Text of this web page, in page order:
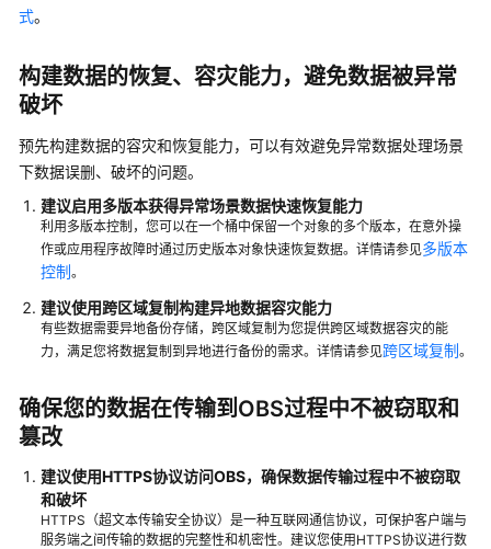
包
的
风
险
降
账
号
码
泄
来
的
未
式。
构建数据的恢复、容灾能力，避免数据被异常
破坏
预先构建数据的容灾和恢复能力，可以有效避免异常数据处理场景
下数据误删、破坏的问题。
建议启用多版本获得异常场景数据快速恢复能力
利用多版本控制，您可以在一个桶中保留一个对象的多个版本，在意外操
作或应用程序故障时通过历史版本对象快速恢复数据。详情请参见多版本
控制。
建议使用跨区域复制构建异地数据容灾能力
有些数据需要异地备份存储，跨区域复制为您提供跨区域数据容灾的能
力，满足您将数据复制到异地进行备份的需求。详情请参见跨区域复制。
确保您的数据在传输到OBS过程中不被窃取和
篡改
建议使用HTTPS协议访问OBS，确保数据传输过程中不被窃取
和破坏
HTTPS（超文本传输安全协议）是一种互联网通信协议，可保护客户端与
服务端之间传输的数据的完整性和机密性。建议您使用HTTPS协议进行数